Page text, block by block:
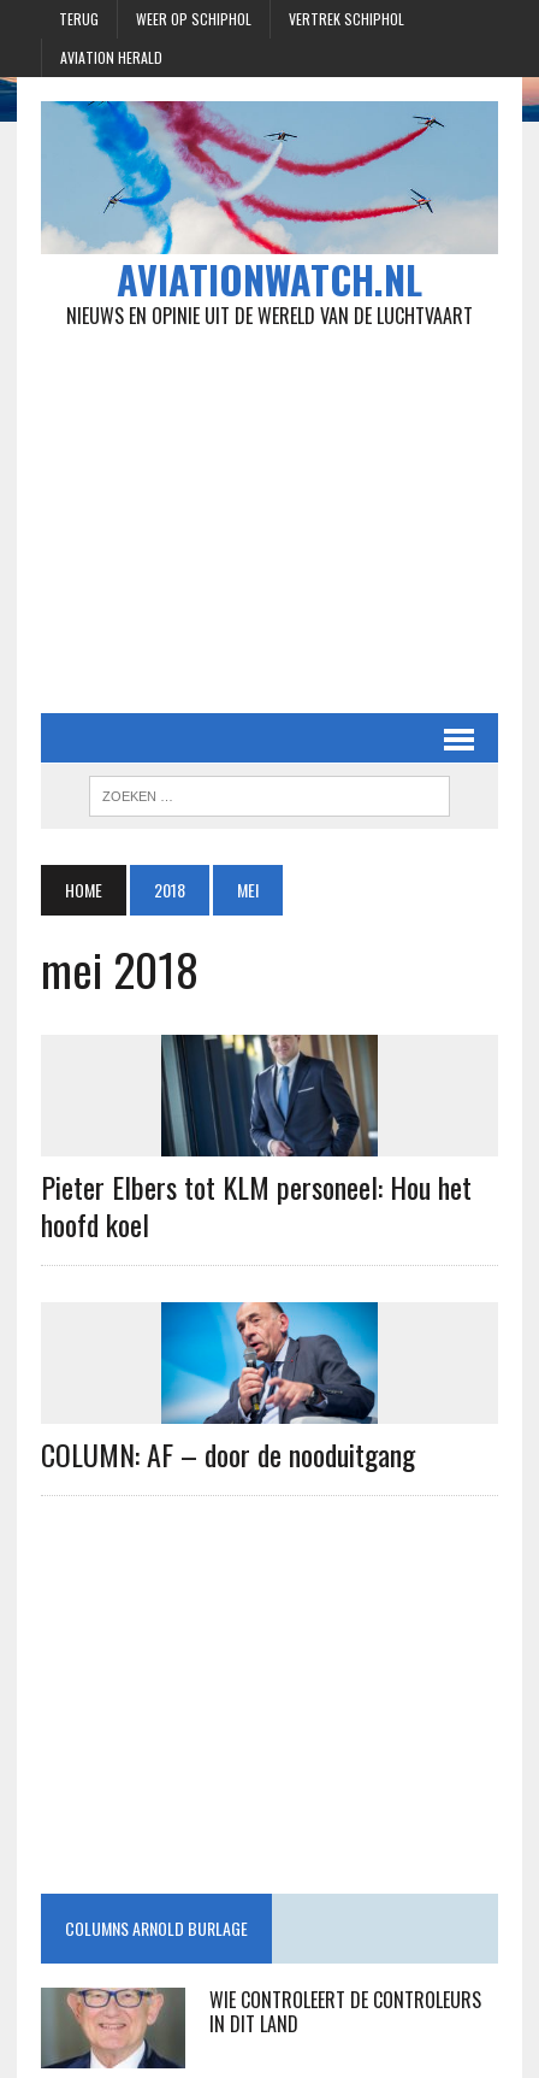
TERUG WEER OP SCHIPHOL
VERTREK SCHIPHOL
AVIATION HERALD
AVIATIONWATCH.NL
NIEUWS EN OPINIE UIT DE WERELD VAN DE LUCHTVAART
HOME 2018 MEI
mei 2018
Pieter Elbers tot KLM personeel: Hou het
hoofd koel
COLUMN: AF – door de nooduitgang
COLUMNS ARNOLD BURLAGE
WIE CONTROLEERT DE CONTROLEURS
IN DIT LAND